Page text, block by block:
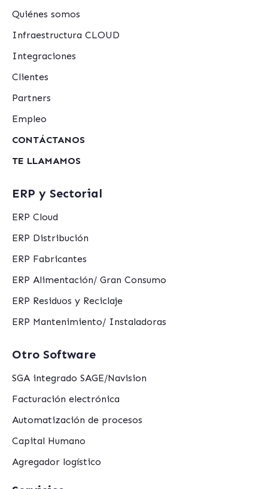
Quiénes somos
Infraestructura CLOUD
Integraciones
Clientes
Partners
Empleo
CONTÁCTANOS
TE LLAMAMOS
ERP y Sectorial
ERP Cloud
ERP Distribución
ERP Fabricantes
ERP Alimentación/ Gran Consumo
ERP Residuos y Reciclaje
ERP Mantenimiento/ Instaladoras
Otro Software
SGA integrado SAGE/Navision
Facturación electrónica
Automatización de procesos
Capital Humano
Agregador logístico